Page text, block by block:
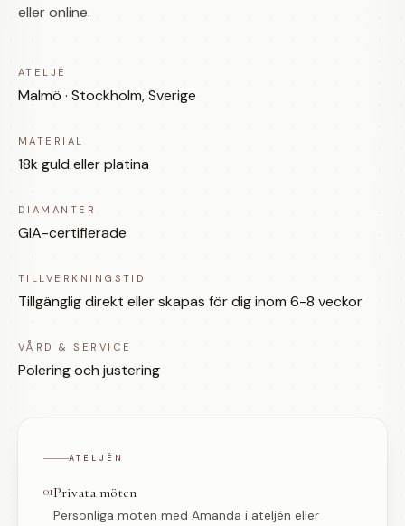
eller online.
ATELJÉ
Malmö · Stockholm, Sverige
MATERIAL
18k guld eller platina
DIAMANTER
GIA-certifierade
TILLVERKNINGSTID
Tillgänglig direkt eller skapas för dig inom 6-8 veckor
VÅRD & SERVICE
Polering och justering
ATELJÉN
01Privata möten
Personliga möten med Amanda i ateljén eller